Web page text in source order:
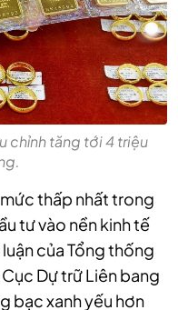
chỉnh tăng tới 4 triệu
thấp nhất trong
tư vào nền kinh tế
của Tổng thống
Dự trữ Liên bang
bạc xanh yếu hơn